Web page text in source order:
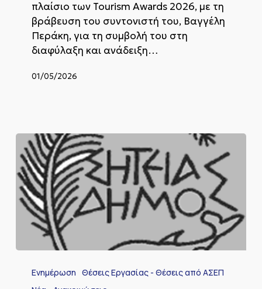
Περάκη,
πλαίσιο των Tourism Awards 2026, με τη
βράβευση του συντονιστή του, Βαγγέλη
Περάκη, για τη συμβολή του στη
διαφύλαξη και ανάδειξη…
01/05/2026
ΠΡΟΣΩΠΙΚΟΥ
Ενημέρωση
Θέσεις Εργασίας - Θέσεις από ΑΣΕΠ